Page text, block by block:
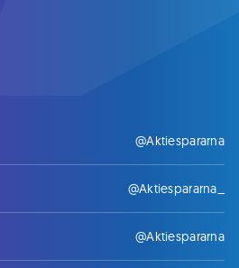
@Aktiespararna
@Aktiespararna_
@Aktiespararna